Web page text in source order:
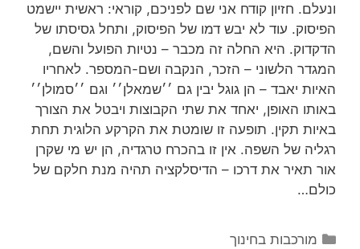
ונעלם. חזיון קודח אני שם לפניכם, קוראי: ראשית יישמט
הפיסוק. עוד לא יבש דמו של הפיסוק, ותחל גסיסתו של
הדקדוק. היא החלה זה מכבר – נטיות הפועל והשם,
המגדר הלשוני – הזכר, הנקבה ושם-המספר. לאחריו
האיות יאבד – הן גוגל יבין גם ׳׳שמאלן׳׳ וגם ׳׳סמולן׳׳
באותו האופן, יאחד את שתי הקבוצות ויבטל את הצורך
באיות תקין. תופעה זו שומטת את הקרקע הלוגית תחת
רגליה של השפה. אין זו בהכרח טרגדיה, הן יש מי שקרן
אור תאיר את דרכו – הדיסלקציה תהיה מנת חלקם של
כולם…
קטגוריות
מורכבות בחינוך